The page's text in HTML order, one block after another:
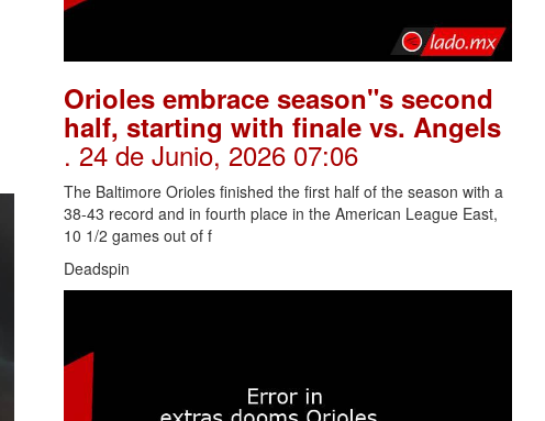
Orioles embrace season"s second
half, starting with finale vs. Angels
. 24 de Junio, 2026 07:06
The Baltimore Orioles finished the first half of the season with a
38-43 record and in fourth place in the American League East,
10 1/2 games out of f
Deadspin